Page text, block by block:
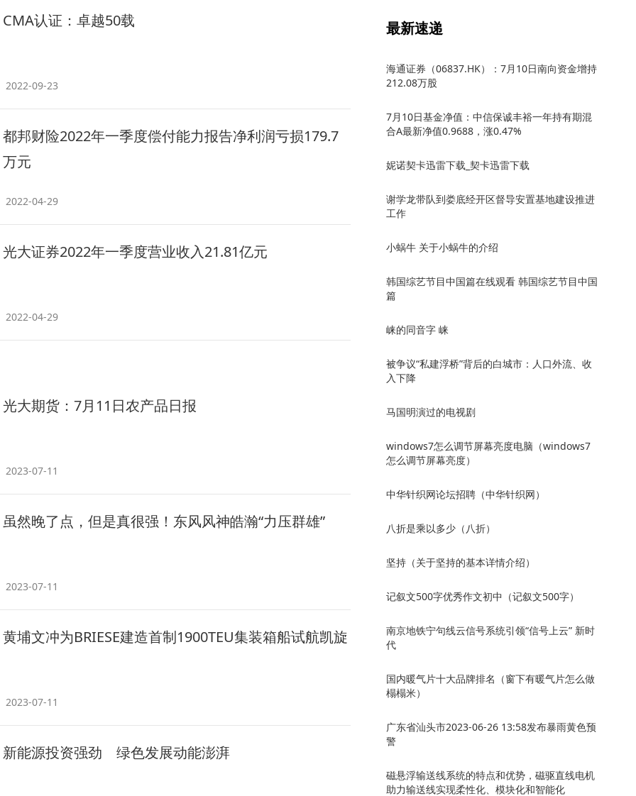
CMA认证：卓越50载
2022-09-23
都邦财险2022年一季度偿付能力报告净利润亏损179.7
万元
2022-04-29
光大证券2022年一季度营业收入21.81亿元
2022-04-29
光大期货：7月11日农产品日报
2023-07-11
虽然晚了点，但是真很强！东风风神皓瀚“力压群雄”
2023-07-11
黄埔文冲为BRIESE建造首制1900TEU集装箱船试航凯旋
2023-07-11
新能源投资强劲 绿色发展动能澎湃
最新速递
海通证券（06837.HK）：7月10日南向资金增持
212.08万股
7月10日基金净值：中信保诚丰裕一年持有期混
合A最新净值0.9688，涨0.47%
妮诺契卡迅雷下载_契卡迅雷下载
谢学龙带队到娄底经开区督导安置基地建设推进
工作
小蜗牛 关于小蜗牛的介绍
韩国综艺节目中国篇在线观看 韩国综艺节目中国
篇
崃的同音字 崃
被争议“私建浮桥”背后的白城市：人口外流、收
入下降
马国明演过的电视剧
windows7怎么调节屏幕亮度电脑（windows7
怎么调节屏幕亮度）
中华针织网论坛招聘（中华针织网）
八折是乘以多少（八折）
坚持（关于坚持的基本详情介绍）
记叙文500字优秀作文初中（记叙文500字）
南京地铁宁句线云信号系统引领“信号上云” 新时
代
国内暖气片十大品牌排名（窗下有暖气片怎么做
榻榻米）
广东省汕头市2023-06-26 13:58发布暴雨黄色预
警
磁悬浮输送线系统的特点和优势，磁驱直线电机
助力输送线实现柔性化、模块化和智能化